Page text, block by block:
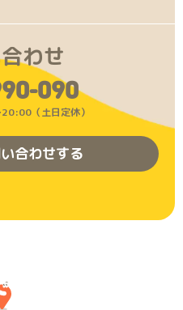
わせ
090
（土日定休）
合わせする